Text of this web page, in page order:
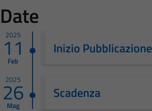
Date
2025
11
Feb
Inizio Pubblicazione
2025
26
Mag
Scadenza